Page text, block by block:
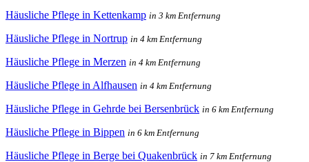
Häusliche Pflege in Kettenkamp in 3 km Entfernung
Häusliche Pflege in Nortrup in 4 km Entfernung
Häusliche Pflege in Merzen in 4 km Entfernung
Häusliche Pflege in Alfhausen in 4 km Entfernung
Häusliche Pflege in Gehrde bei Bersenbrück in 6 km Entfernung
Häusliche Pflege in Bippen in 6 km Entfernung
Häusliche Pflege in Berge bei Quakenbrück in 7 km Entfernung